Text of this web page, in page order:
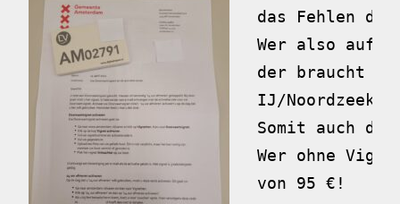
das Fehlen
Wer also auf
der braucht
IJ/
Somit auch der
Wer ohne
von 95 €!